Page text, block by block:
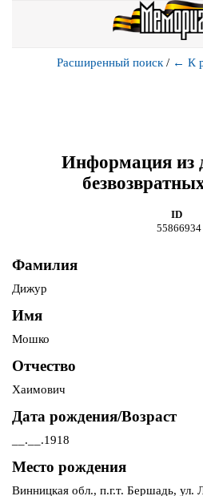
Расширенный поиск / ← К
Информация из
ID
55866934
Фамилия
Дижур
Имя
Мошко
Отчество
Хаимович
Дата рождения/Возраст
__.__.1918
Место рождения
Винницкая обл., п.г.т. Бершадь, ул.